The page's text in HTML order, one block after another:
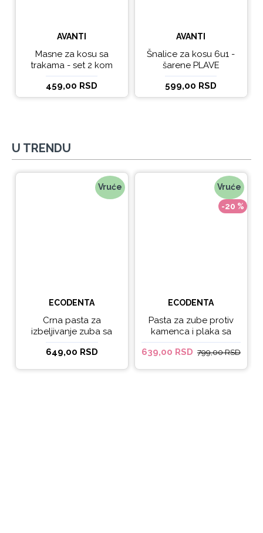
AVANTI
Masne za kosu sa
trakama - set 2 kom
459,00 RSD
AVANTI
Šnalice za kosu 6u1 -
šarene PLAVE
599,00 RSD
U TRENDU
Vruće
ECODENTA
Crna pasta za
izbeljivanje zuba sa
ukusom narandže
Ecodenta 100 ml
649,00 RSD
Vruće
-20 %
ECODENTA
Pasta za zube protiv
kamenca i plaka sa
kokosovim uljem
Ecodenta ORGANIC
639,00 RSD 799,00 RSD